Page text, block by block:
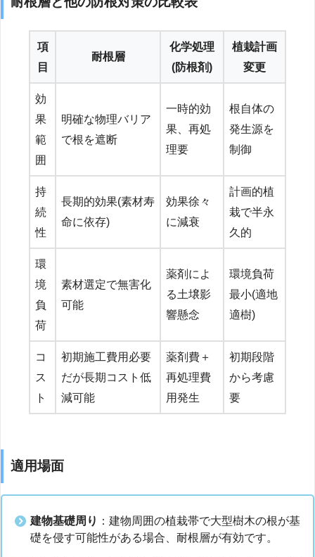
項
目
耐根層
化学処理
(防根剤)
植栽計画
変更
効
果
範
囲
明確な物理バリア
で根を遮断
一時的効
果、再処
理要
根自体の
発生源を
制御
持
続
性
長期的効果(素材寿
命に依存)
効果徐々
に減衰
計画的植
栽で半永
久的
環
境
負
荷
素材選定で無害化
可能
薬剤によ
る土壌影
響懸念
環境負荷
最小(適地
適樹)
コ
ス
ト
初期施工費用必要
だが長期コスト低
減可能
薬剤費＋
再処理費
用発生
初期段階
から考慮
要
適用場面
建物基礎周り ：建物周囲の植栽帯で大型樹木の根が基
礎を侵す可能性がある場合、耐根層が有効です。